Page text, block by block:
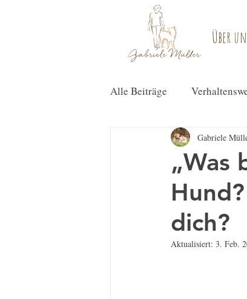
Über
Alle Beiträge
„Was
dich?
Gabriele
Aktualisiert: 3. Feb.